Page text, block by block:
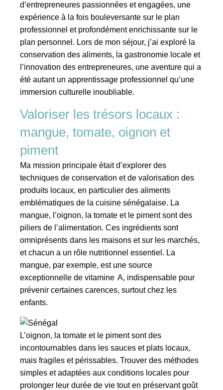
d’entrepreneures passionnées et engagées, une
expérience à la fois bouleversante sur le plan
professionnel et profondément enrichissante sur le
plan personnel. Lors de mon séjour, j’ai exploré la
conservation des aliments, la gastronomie locale et
l’innovation des entrepreneures, une aventure qui a
été autant un apprentissage professionnel qu’une
immersion culturelle inoubliable.
Valoriser les trésors locaux :
mangue, tomate, oignon et
piment
Ma mission principale était d’explorer des
techniques de conservation et de valorisation des
produits locaux, en particulier des aliments
emblématiques de la cuisine sénégalaise. La
mangue, l’oignon, la tomate et le piment sont des
piliers de l’alimentation. Ces ingrédients sont
omniprésents dans les maisons et sur les marchés,
et chacun a un rôle nutritionnel essentiel. La
mangue, par exemple, est une source
exceptionnelle de vitamine A, indispensable pour
prévenir certaines carences, surtout chez les
enfants.
L’oignon, la tomate et le piment sont des
incontournables dans les sauces et plats locaux,
mais fragiles et périssables. Trouver des méthodes
simples et adaptées aux conditions locales pour
prolonger leur durée de vie tout en préservant goût